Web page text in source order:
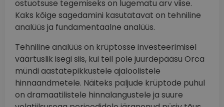
ostuotsuse tegemiseks on lugematu arv viise.
Kaks kõige sagedamini kasutatavat on tehniline
analüüs ja fundamentaalne analüüs.
Tehniline analüüs on krüptosse investeerimisel
väärtuslik isegi siis, kui teil pole juurdepääsu Orca
mündi aastatepikkustele ajaloolistele
hinnaandmetele. Näiteks paljude krüptode puhul
on dramaatilistele hinnalangustele ja suure